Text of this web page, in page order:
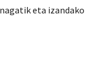
eta izandako